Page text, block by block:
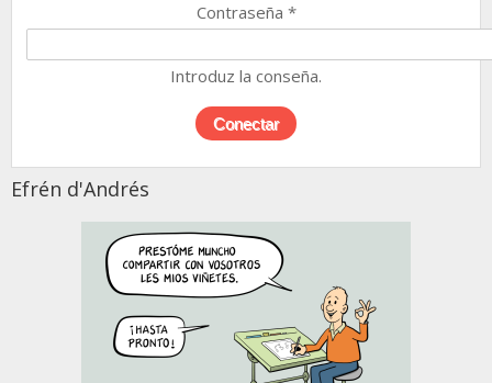
Contraseña *
Introduz la conseña.
Efrén d'Andrés